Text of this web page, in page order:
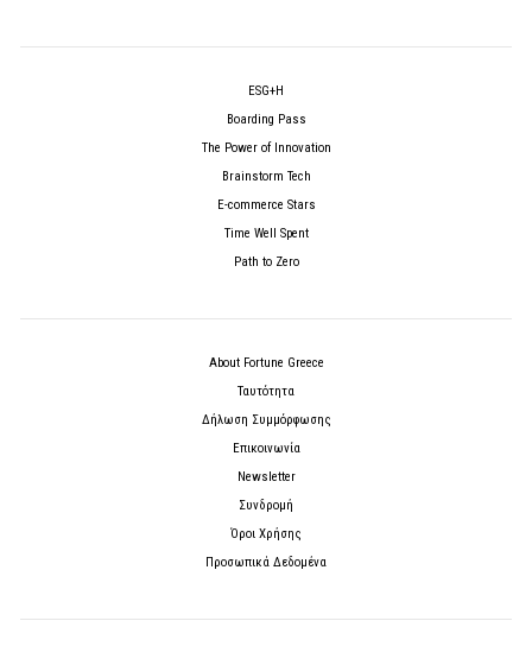
ESG+H
Boarding Pass
The Power of Innovation
Brainstorm Tech
E-commerce Stars
Time Well Spent
Path to Zero
About Fortune Greece
Ταυτότητα
Δήλωση Συμμόρφωσης
Επικοινωνία
Newsletter
Συνδρομή
Όροι Χρήσης
Προσωπικά Δεδομένα